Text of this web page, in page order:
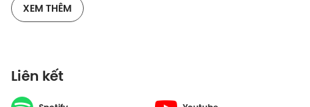
lành mạnh với tiền bạc cho bé Cam - con gái mình.
Đối với anh, công việc hay tiền bạc chỉ là công cụ
gì thật sự quan trọng.
XEM THÊM
Liên kết